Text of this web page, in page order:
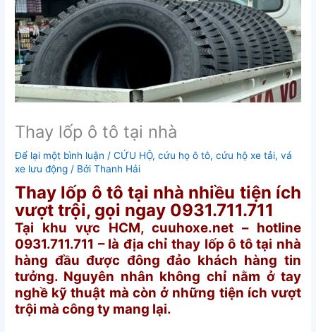
Thay lốp ô tô tại nhà
Để lại một bình luận /CỨU HỘ,cứu họ ô tô,cứu hộ xe tải,vá
xe lưu động / BởiThanh Hải
Thay lốp ô tô tại nhà nhiều tiện ích
vượt trội, gọi ngay 0931.711.711
Tại khu vực HCM, cuuhoxe.net – hotline
0931.711.711 – là địa chỉ thay lốp ô tô tại nhà
hàng đầu được đông đảo khách hàng tin
tưởng. Nguyên nhân không chỉ nằm ở tay
nghề kỹ thuật mà còn ở những tiện ích vượt
trội mà công ty mang lại.